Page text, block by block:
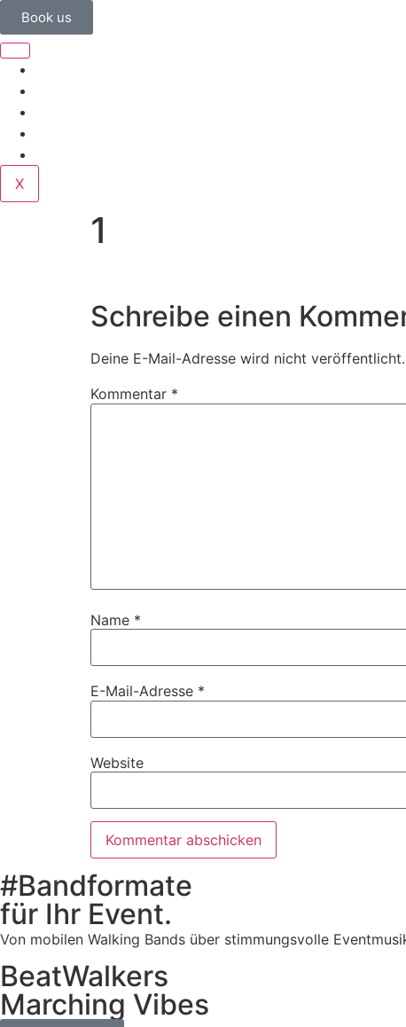
Book us
X
1
Schreibe einen
Deine E-Mail-Adresse wird nicht veröffentlicht.
Kommentar *
Name *
E-Mail-Adresse *
Website
#Bandformate
für Ihr Event.
Von mobilen Walking Bands über stimmungsvolle
BeatWalkers
Marching Vibes